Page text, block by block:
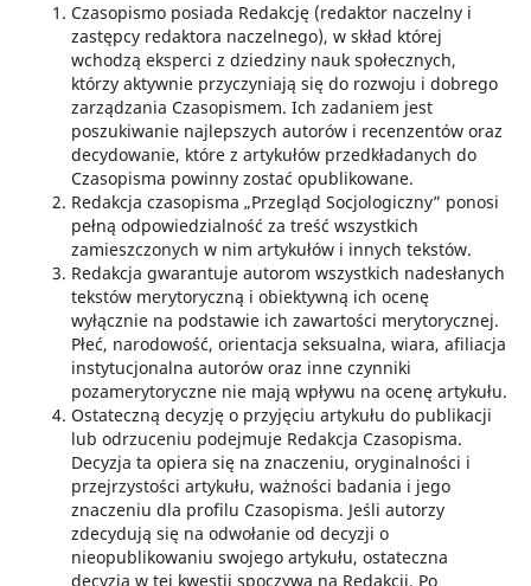
Czasopismo posiada Redakcję (redaktor naczelny i
zastępcy redaktora naczelnego), w skład której
wchodzą eksperci z dziedziny nauk społecznych,
którzy aktywnie przyczyniają się do rozwoju i dobrego
zarządzania Czasopismem. Ich zadaniem jest
poszukiwanie najlepszych autorów i recenzentów oraz
decydowanie, które z artykułów przedkładanych do
Czasopisma powinny zostać opublikowane.
Redakcja czasopisma „Przegląd Socjologiczny” ponosi
pełną odpowiedzialność za treść wszystkich
zamieszczonych w nim artykułów i innych tekstów.
Redakcja gwarantuje autorom wszystkich nadesłanych
tekstów merytoryczną i obiektywną ich ocenę
wyłącznie na podstawie ich zawartości merytorycznej.
Płeć, narodowość, orientacja seksualna, wiara, afiliacja
instytucjonalna autorów oraz inne czynniki
pozamerytoryczne nie mają wpływu na ocenę artykułu.
Ostateczną decyzję o przyjęciu artykułu do publikacji
lub odrzuceniu podejmuje Redakcja Czasopisma.
Decyzja ta opiera się na znaczeniu, oryginalności i
przejrzystości artykułu, ważności badania i jego
znaczeniu dla profilu Czasopisma. Jeśli autorzy
zdecydują się na odwołanie od decyzji o
nieopublikowaniu swojego artykułu, ostateczna
decyzja w tej kwestii spoczywa na Redakcji. Po